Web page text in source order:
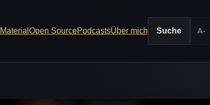
MaterialOpen SourcePodcastsÜber mich Suche A-